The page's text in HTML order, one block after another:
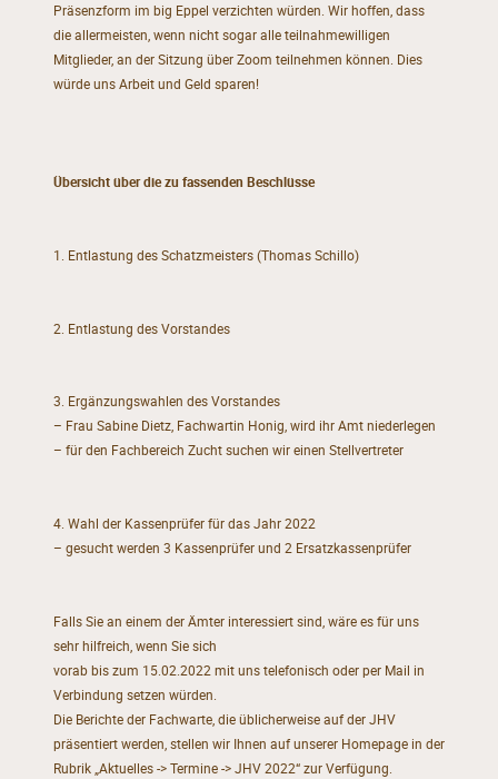
Präsenzform im big Eppel verzichten würden. Wir hoffen, dass
dieallermeisten, wenn nicht sogar alle teilnahmewilligen
Mitglieder, an der Sitzung über Zoom teilnehmen können. Dies
würde uns Arbeit und Geld sparen!
Übersichtüber diezu fassenden Beschlüsse
1. Entlastung des Schatzmeisters(Thomas Schillo)
2. Entlastung des Vorstandes
3. Ergänzungswahlen des Vorstandes
– Frau Sabine Dietz, Fachwartin Honig, wird ihr Amt niederlegen
– für den Fachbereich Zucht suchen wir einen Stellvertreter
4. Wahl der Kassenprüfer für das Jahr 2022
– gesucht werden 3 Kassenprüfer und 2 Ersatzkassenprüfer
Falls Sie an einem der Ämter interessiert sind, wäre es für uns
sehr hilfreich, wenn Sie sich
vorab bis zum 15.02.2022 mit uns telefonisch oder per Mail in
Verbindung setzen würden.
Die Berichteder Fachwarte, die üblicherweise auf der JHV
präsentiert werden, stellen wir Ihnen aufunserer Homepage in der
Rubrik „Aktuelles->Termine->JHV 2022“zur Verfügung.